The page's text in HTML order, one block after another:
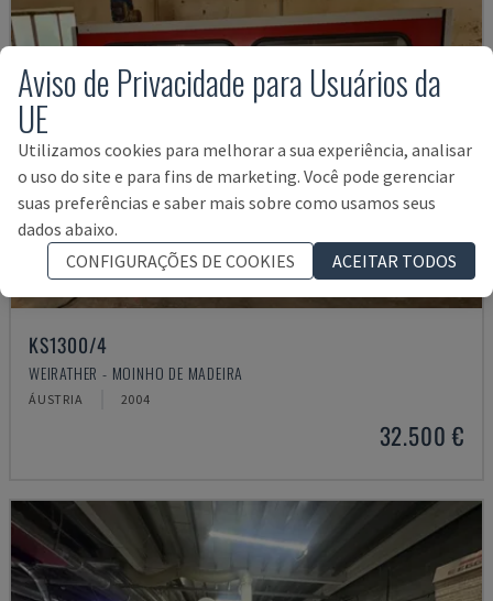
KS1300/4
WEIRATHER - MOINHO DE MADEIRA
ÁUSTRIA 2004
32.500 €
Aviso de Privacidade para Usuários da
UE
Utilizamos cookies para melhorar a sua experiência, analisar
o uso do site e para fins de marketing. Você pode gerenciar
suas preferências e saber mais sobre como usamos seus
dados abaixo.
CONFIGURAÇÕES DE COOKIES
ACEITAR TODOS